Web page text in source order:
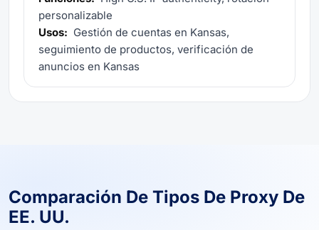
personalizable
Usos: Gestión de cuentas en Kansas,
seguimiento de productos, verificación de
anuncios en Kansas
Comparación De Tipos De Proxy De
EE. UU.